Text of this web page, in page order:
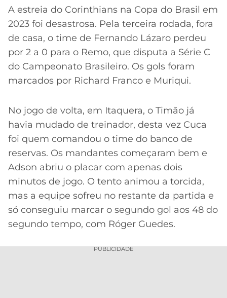
A estreia do Corinthians na Copa do Brasil em
2023 foi desastrosa. Pela terceira rodada, fora
de casa, o time de Fernando Lázaro perdeu
por 2 a 0 para o Remo, que disputa a Série C
do Campeonato Brasileiro. Os gols foram
marcados por Richard Franco e Muriqui.
No jogo de volta, em Itaquera, o Timão já
havia mudado de treinador, desta vez Cuca
foi quem comandou o time do banco de
reservas. Os mandantes começaram bem e
Adson abriu o placar com apenas dois
minutos de jogo. O tento animou a torcida,
mas a equipe sofreu no restante da partida e
só conseguiu marcar o segundo gol aos 48 do
segundo tempo, com Róger Guedes.
PUBLICIDADE